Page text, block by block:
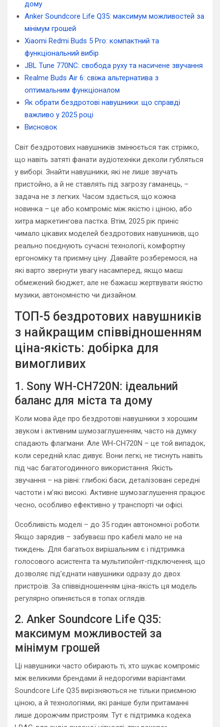
дому
Anker Soundcore Life Q35: максимум можливостей за
мінімум грошей
Xiaomi Redmi Buds 5 Pro: компактний та
функціональний вибір
JBL Tune 770NC: свобода руху та насичене звучання
Realme Buds Air 6: свіжа альтернатива з
оптимальним функціоналом
Як обрати бездротові навушники: що справді
важливо у 2025 році
Висновок
Світ бездротових навушників змінюється так стрімко,
що навіть затяті фанати аудіотехніки деколи губляться
у виборі. Знайти навушники, які не лише звучать
пристойно, а й не ставлять під загрозу гаманець, –
задача не з легких. Часом здається, що кожна
новинка – це або компроміс між якістю і ціною, або
хитра маркетингова пастка. Втім, 2025 рік приніс
чимало цікавих моделей бездротових навушників, що
реально поєднують сучасні технології, комфортну
ергономіку та приємну ціну. Давайте розберемося, на
які варто звернути увагу насамперед, якщо маєш
обмежений бюджет, але не бажаєш жертвувати якістю
музики, автономністю чи дизайном.
ТОП-5 бездротових навушників
з найкращим співвідношенням
ціна-якість: добірка для
вимогливих
1. Sony WH-CH720N: ідеальний
баланс для міста та дому
Коли мова йде про бездротові навушники з хорошим
звуком і активним шумозаглушенням, часто на думку
спадають флагмани. Але WH-CH720N – це той випадок,
коли середній клас дивує. Вони легкі, не тиснуть навіть
під час багатогодинного використання. Якість
звучання – на рівні: глибокі баси, деталізовані середні
частоти і м’які високі. Активне шумозаглушення працює
чесно, особливо ефективно у транспорті чи офісі.
Особливість моделі – до 35 годин автономної роботи.
Якщо зарядив – забуваєш про кабелі мало не на
тиждень. Для багатьох вирішальним є і підтримка
голосового асистента та мультипойнт-підключення, що
дозволяє під’єднати навушники одразу до двох
пристроїв. За співвідношенням ціна-якість ця модель
регулярно опиняється в топах оглядів.
2. Anker Soundcore Life Q35:
максимум можливостей за
мінімум грошей
Ці навушники часто обирають ті, хто шукає компроміс
між великими брендами й недорогими варіантами.
Soundcore Life Q35 вирізняються не тільки приємною
ціною, а й технологіями, які раніше були притаманні
лише дорожчим пристроям. Тут є підтримка кодека